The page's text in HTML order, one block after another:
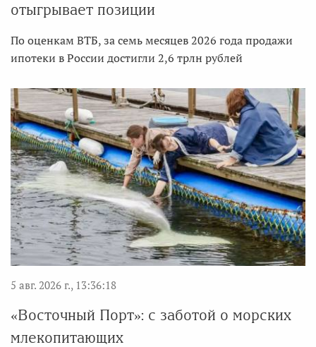
отыгрывает позиции
По оценкам ВТБ, за семь месяцев 2026 года продажи
ипотеки в России достигли 2,6 трлн рублей
5 авг. 2026 г., 13:36:18
«Восточный Порт»: с заботой о морских
млекопитающих